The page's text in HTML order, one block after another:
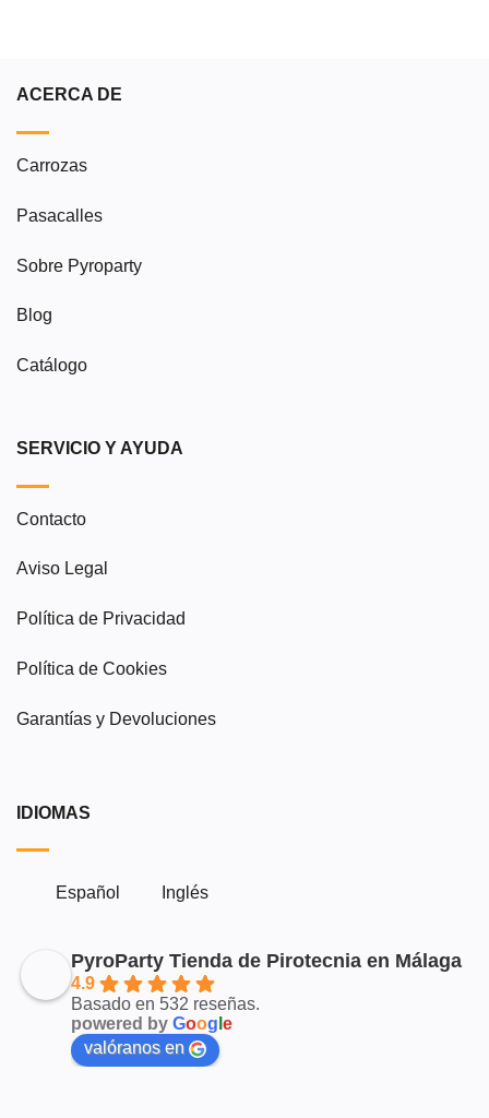
ACERCA DE
Carrozas
Pasacalles
Sobre Pyroparty
Blog
Catálogo
SERVICIO Y AYUDA
Contacto
Aviso Legal
Política de Privacidad
Política de Cookies
Garantías y Devoluciones
IDIOMAS
Español Inglés
PyroParty Tienda de Pirotecnia en Málaga
4.9
Basado en 532 reseñas.
powered by Goog e
valóranos en